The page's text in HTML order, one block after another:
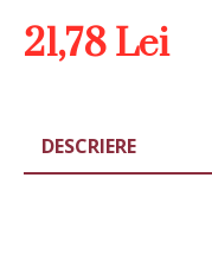
21,78 Lei
DESCRIERE